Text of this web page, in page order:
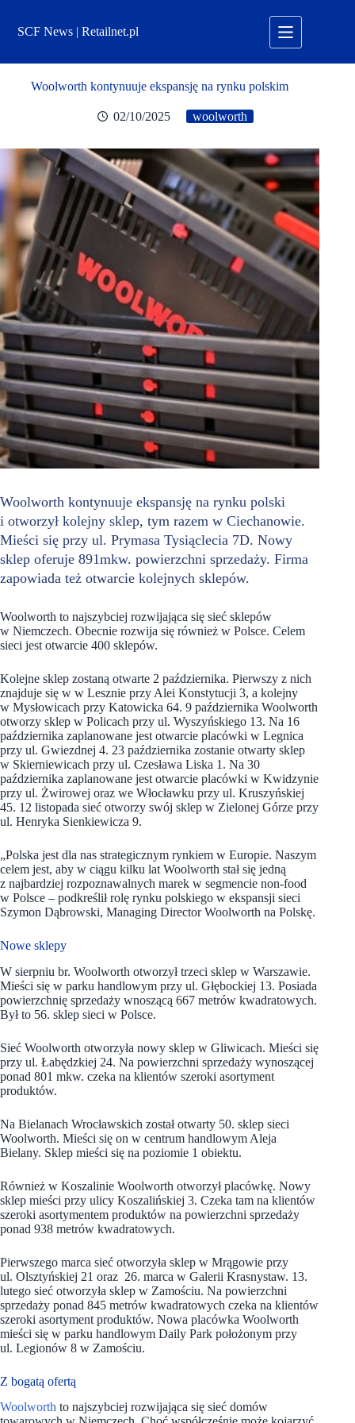
treściSCF News | Retailnet.pl
Woolworth kontynuuje ekspansję na rynku polskim
02/10/2025 woolworth
Woolworth kontynuuje ekspansję na rynku polski
i otworzył kolejny sklep, tym razem w Ciechanowie.
Mieści się przy ul. Prymasa Tysiąclecia 7D. Nowy
sklep oferuje 891mkw. powierzchni sprzedaży. Firma
zapowiada też otwarcie kolejnych sklepów.
Woolworth to najszybciej rozwijająca się sieć sklepów
w Niemczech. Obecnie rozwija się również w Polsce. Celem
sieci jest otwarcie 400 sklepów.
Kolejne sklep zostaną otwarte 2 października. Pierwszy z nich
znajduje się w w Lesznie przy Alei Konstytucji 3, a kolejny
w Mysłowicach przy Katowicka 64. 9 października Woolworth
otworzy sklep w Policach przy ul. Wyszyńskiego 13. Na 16
października zaplanowane jest otwarcie placówki w Legnica
przy ul. Gwiezdnej 4. 23 października zostanie otwarty sklep
w Skierniewicach przy ul. Czesława Liska 1. Na 30
października zaplanowane jest otwarcie placówki w Kwidzynie
przy ul. Żwirowej oraz we Włocławku przy ul. Kruszyńskiej
45. 12 listopada sieć otworzy swój sklep w Zielonej Górze przy
ul. Henryka Sienkiewicza 9.
„Polska jest dla nas strategicznym rynkiem w Europie. Naszym
celem jest, aby w ciągu kilku lat Woolworth stał się jedną
z najbardziej rozpoznawalnych marek w segmencie non-food
w Polsce – podkreślił rolę rynku polskiego w ekspansji sieci
Szymon Dąbrowski, Managing Director Woolworth na Polskę.
Nowe sklepy
W sierpniu br. Woolworth otworzył trzeci sklep w Warszawie.
Mieści się w parku handlowym przy ul. Głębockiej 13. Posiada
powierzchnię sprzedaży wnoszącą 667 metrów kwadratowych.
Był to 56. sklep sieci w Polsce.
Sieć Woolworth otworzyła nowy sklep w Gliwicach. Mieści się
przy ul. Łabędzkiej 24. Na powierzchni sprzedaży wynoszącej
ponad 801 mkw. czeka na klientów szeroki asortyment
produktów.
Na Bielanach Wrocławskich został otwarty 50. sklep sieci
Woolworth. Mieści się on w centrum handlowym Aleja
Bielany. Sklep mieści się na poziomie 1 obiektu.
Również w Koszalinie Woolworth otworzył placówkę. Nowy
sklep mieści przy ulicy Koszalińskiej 3. Czeka tam na klientów
szeroki asortymentem produktów na powierzchni sprzedaży
ponad 938 metrów kwadratowych.
Pierwszego marca sieć otworzyła sklep w Mrągowie przy
ul. Olsztyńskiej 21 oraz 26. marca w Galerii Krasnystaw. 13.
lutego sieć otworzyła sklep w Zamościu. Na powierzchni
sprzedaży ponad 845 metrów kwadratowych czeka na klientów
szeroki asortyment produktów. Nowa placówka Woolworth
mieści się w parku handlowym Daily Park położonym przy
ul. Legionów 8 w Zamościu.
Z bogatą ofertą
Woolworth to najszybciej rozwijająca się sieć domów